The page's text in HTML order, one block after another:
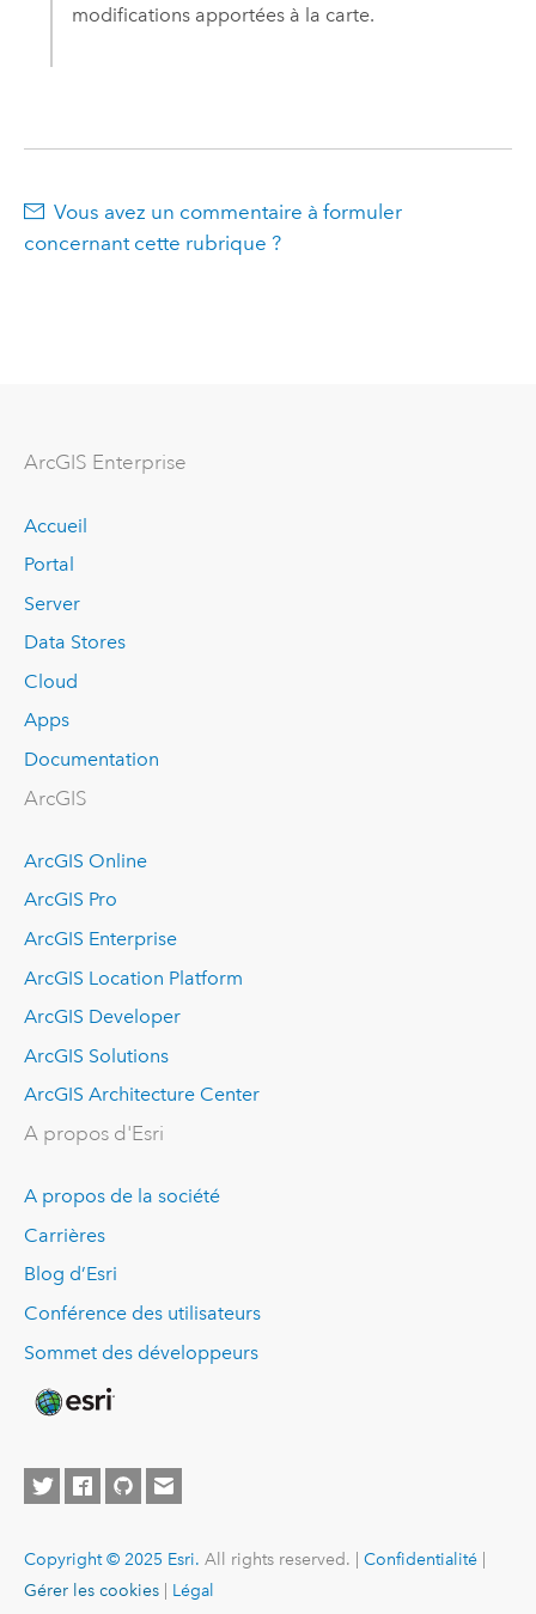
modifications apportées à la carte.
Vous avez un commentaire à formuler
concernant cette rubrique ?
ArcGIS Enterprise
Accueil
Portal
Server
Data Stores
Cloud
Apps
Documentation
ArcGIS
ArcGIS Online
ArcGIS Pro
ArcGIS Enterprise
ArcGIS Location Platform
ArcGIS Developer
ArcGIS Solutions
ArcGIS Architecture Center
A propos d'Esri
A propos de la société
Carrières
Blog d’Esri
Conférence des utilisateurs
Sommet des développeurs
Copyright © 2025 Esri. All rights reserved. | Confidentialité|
Gérer les cookies
Légal